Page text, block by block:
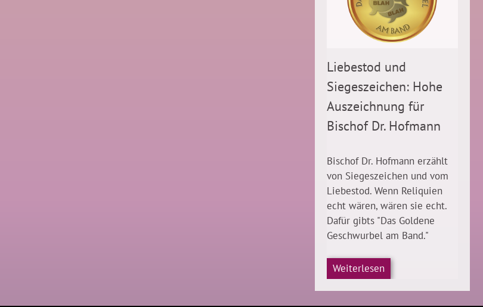
Liebestod und
Siegeszeichen: Hohe
Auszeichnung für
Bischof Dr. Hofmann
Bischof Dr. Hofmann erzählt
von Siegeszeichen und vom
Liebestod. Wenn Reliquien
echt wären, wären sie echt.
Dafür gibts "Das Goldene
Geschwurbel am Band."
Weiterlesen